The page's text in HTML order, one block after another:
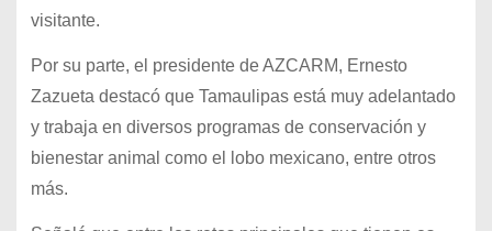
visitante.
Por su parte, el presidente de AZCARM, Ernesto
Zazueta destacó que Tamaulipas está muy adelantado
y trabaja en diversos programas de conservación y
bienestar animal como el lobo mexicano, entre otros
más.